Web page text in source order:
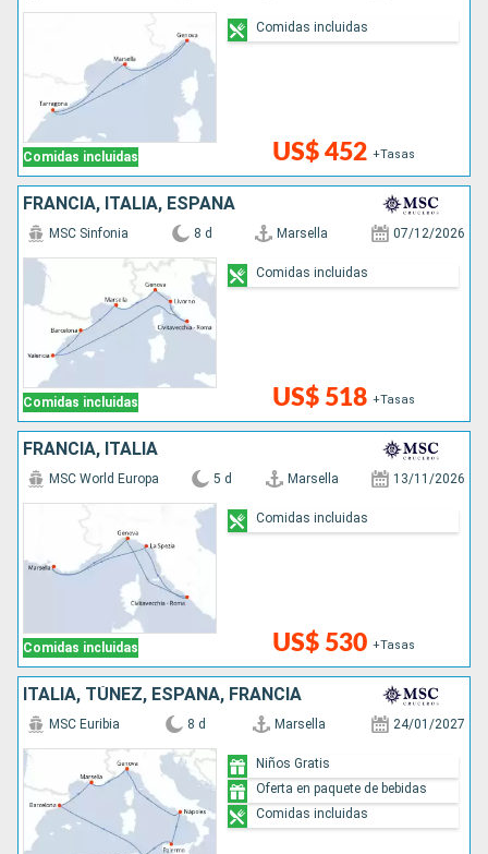
Comidas incluidas US$ 452 +Tasas
Comidas incluidas
FRANCIA, ITALIA, ESPAÑA
Comidas incluidas
MSC Sinfonia 8 d Marsella 07/12/2026
US$ 518 +Tasas
Comidas incluidas
FRANCIA, ITALIA
Comidas incluidas
MSC World Europa 5 d Marsella 13/11/2026
US$ 530 +Tasas
Comidas incluidas
ITALIA, TÚNEZ, ESPAÑA, FRANCIA
MSC Euribia 8 d Marsella 24/01/2027
Niños Gratis
Oferta en paquete de bebidas
Comidas incluidas